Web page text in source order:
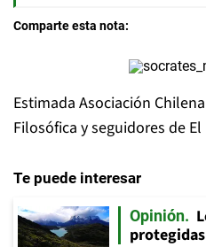
Comparte esta nota:
Estimada Asociación
Filosófica y seguidores de
Te puede interesar
Opinión